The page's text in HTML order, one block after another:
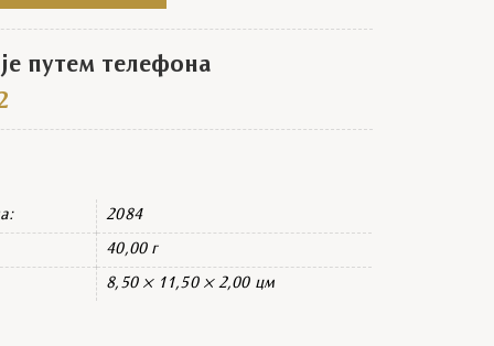
путем телефона
2084
40,00 г
8,50 × 11,50 × 2,00 цм